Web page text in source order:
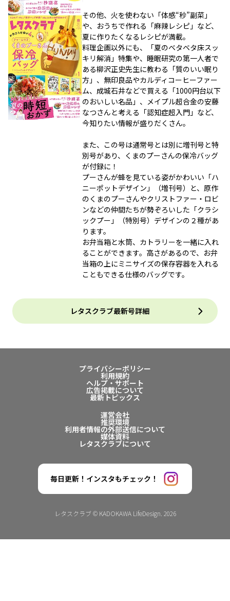
その他、火を使わない「体感“秒”副菜」
や、おうちで作れる「麻辣レシピ」など、
夏に作りたくなるレシピが満載。
料理企画以外にも、「夏のベタベタ床スッ
キリ解消」特集や、睡眠研究の第一人者で
ある柳沢正史先生に教わる「質のいい眠り
方」、無印良品やカルディコーヒーファー
ム、成城石井などで買える「1000円台以下
のおいしい名品」、メイプル超合金の安藤
なつさんと考える「認知症超入門」など、
今知りたい情報が盛りだくさん。
また、この号は通常号とは別に増刊号と特
別号があり、くまのプーさんの保冷バッグ
が付録に！
プーさんが蜂を見ている姿がかわいい「ハ
ニーポットデザイン」（増刊号）と、原作
のくまのプーさんやクリストファー・ロビ
ンなどの仲間たちが勢ぞろいした「クラシ
ックプー」（特別号）デザインの２種があ
ります。
お弁当箱と水筒、カトラリーを一緒に入れ
ることができます。高さがあるので、お弁
当箱の上にミニサイズの保存容器を入れる
こともできる仕様のバッグです。
レタスクラブ最新号詳細
プライバシーポリシー
利用規約
ヘルプ・サポート
広告掲載について
最新トピックス
運営会社
推奨環境
利用者情報の外部送信について
媒体資料
レタスクラブについて
毎日更新！インスタもチェック！
レタスクラブ © KADOKAWA LifeDesign. 2026